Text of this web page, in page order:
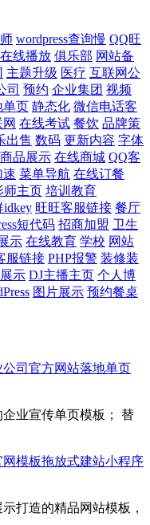
wordpress查询慢 QQ旺
线播放 俱乐部 网站备
主题升级 医疗 互联网公
司 预约 企业集团 视频
单页 静态化 微信电话客
在线考试 餐饮 品牌策
出售 数码 更新内容 字体
商品展示 在线商城 QQ客
速 菜单导航 在线订餐
师主页 培训教育
idkey 旺旺客服链接 餐厅
短代码 招商加盟 卫生
示 在线教育 学校 网站
服链接 PHP报警 装修装
示 DJ主播主页 个人博
图片展示 预约餐桌
司官方网站落地单页
业宣传单页模板； 替
模板拖放式建站小程序
打造的精品网站模板，